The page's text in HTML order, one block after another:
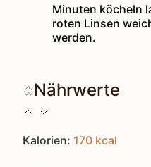
Minuten köcheln
roten Linsen
werden.
Nährwerte
Kalorien: 170 kcal